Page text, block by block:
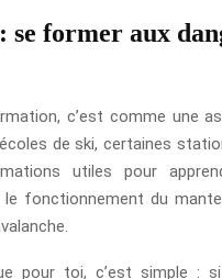
se former aux
c’est comme une
de ski, certaines
utiles pour
le fonctionnement du
pour toi, c’est simple :